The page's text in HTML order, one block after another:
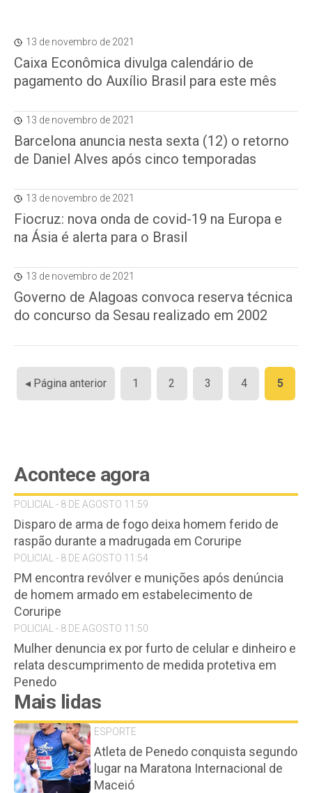
13 de novembro de 2021
Caixa Econômica divulga calendário de
pagamento do Auxílio Brasil para este mês
13 de novembro de 2021
Barcelona anuncia nesta sexta (12) o retorno
de Daniel Alves após cinco temporadas
13 de novembro de 2021
Fiocruz: nova onda de covid-19 na Europa e
na Ásia é alerta para o Brasil
13 de novembro de 2021
Governo de Alagoas convoca reserva técnica
do concurso da Sesau realizado em 2002
Paginação
de
◂ Página anterior 1 2 3 4 5
Acontece agora
POLICIAL - 8 DE AGOSTO 11:59
Disparo de arma de fogo deixa homem ferido de
raspão durante a madrugada em Coruripe
POLICIAL - 8 DE AGOSTO 11:54
PM encontra revólver e munições após denúncia
de homem armado em estabelecimento de
Coruripe
POLICIAL - 8 DE AGOSTO 11:50
Mulher denuncia ex por furto de celular e dinheiro e
relata descumprimento de medida protetiva em
Penedo
Mais lidas
ESPORTE
Atleta de Penedo conquista segundo
lugar na Maratona Internacional de
Maceió